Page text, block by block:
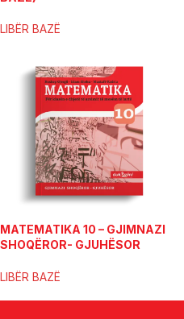
LIBËR BAZË
MATEMATIKA 10 – GJIMNAZI
SHOQËROR- GJUHËSOR
LIBËR BAZË